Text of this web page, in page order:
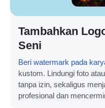
Tambahkan
Seni
Beri watermark pada
kustom. Lindungi foto
tanpa izin, sekaligus
profesional dan